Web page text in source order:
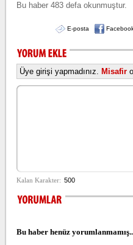
Bu haber 483 defa okunmuştur.
E-posta
Üye girişi yapmadınız. Misafir
Bu haber henüz